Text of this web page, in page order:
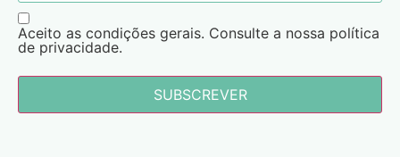
Aceito as condições gerais. Consulte a nossa política
de privacidade.
SUBSCREVER